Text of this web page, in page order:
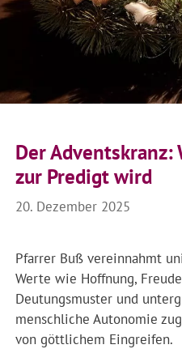
Der Adventskranz:
zur Predigt wird
20. Dezember 2025
Pfarrer Buß vereinnahmt
Werte wie Hoffnung,
Deutungsmuster und
menschliche Autonomie
von göttlichem Eingreifen.